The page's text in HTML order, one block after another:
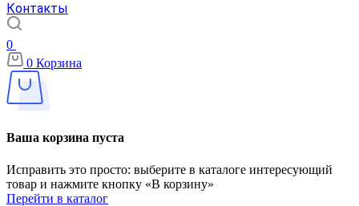
Контакты
0
0 Корзина
Ваша корзина пуста
Исправить это просто: выберите в каталоге интересующий
товар и нажмите кнопку «В корзину»
Перейти в каталог